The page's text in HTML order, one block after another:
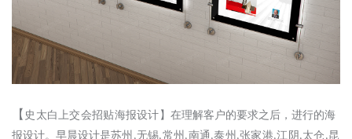
【 史太白上交会招贴海报设计 】 在理解客户的要求之后，进行的海
报设计。 早晨设计是苏州 ,无锡,常州 ,南通 ,泰州 ,张家港,江阴 ,太仓 ,昆